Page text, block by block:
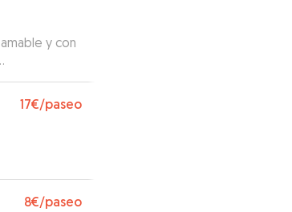
17€/paseo
8€/paseo